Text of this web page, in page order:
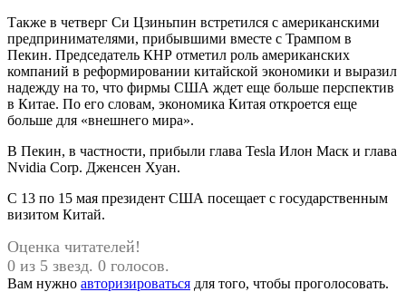
Также в четверг Си Цзиньпин встретился с американскими
предпринимателями, прибывшими вместе с Трампом в
Пекин. Председатель КНР отметил роль американских
компаний в реформировании китайской экономики и выразил
надежду на то, что фирмы США ждет еще больше перспектив
в Китае. По его словам, экономика Китая откроется еще
больше для «внешнего мира».
В Пекин, в частности, прибыли глава Tesla Илон Маск и глава
Nvidia Corp. Дженсен Хуан.
С 13 по 15 мая президент США посещает с государственным
визитом Китай.
Оценка читателей!
0 из 5 звезд. 0 голосов.
Вам нужно авторизироваться для того, чтобы проголосовать.